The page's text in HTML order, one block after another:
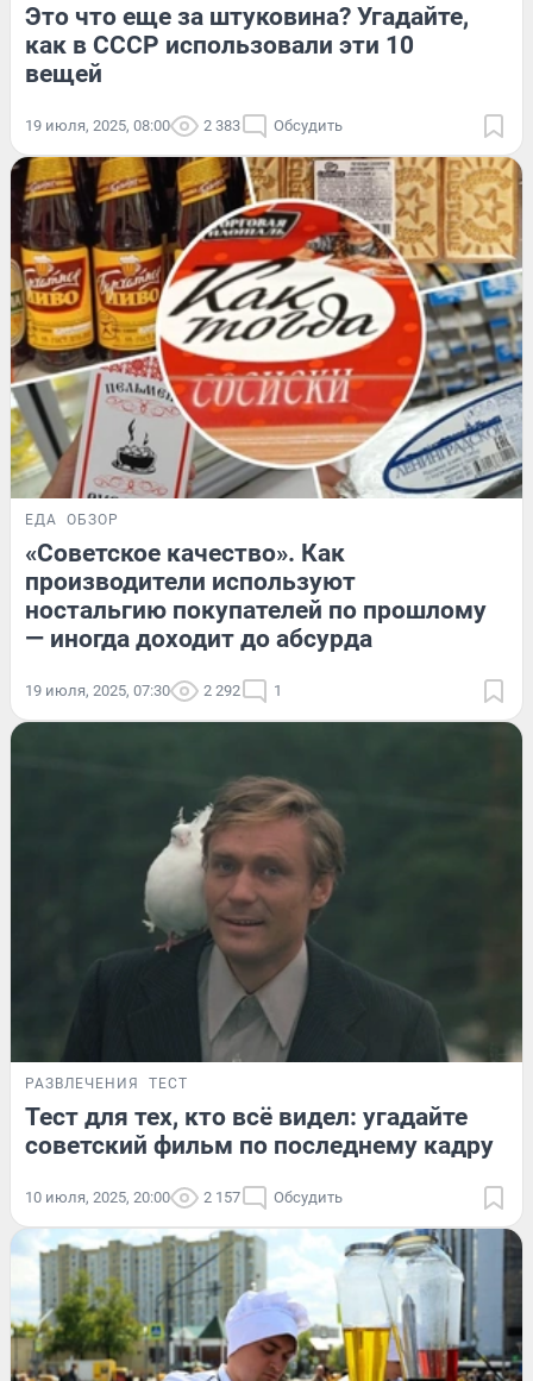
Это что еще за штуковина? Угадайте,
как в СССР использовали эти 10
вещей
19 июля, 2025, 08:00 2 383 Обсудить
ЕДА ОБЗОР
«Советское качество». Как
производители используют
ностальгию покупателей по прошлому
— иногда доходит до абсурда
19 июля, 2025, 07:30 2 292 1
РАЗВЛЕЧЕНИЯ ТЕСТ
Тест для тех, кто всё видел: угадайте
советский фильм по последнему кадру
10 июля, 2025, 20:00 2 157 Обсудить